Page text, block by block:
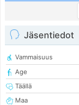
Jäsentiedot
Vammaisuus
Age
Täällä
Maa